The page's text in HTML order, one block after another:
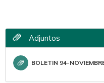
Adjuntos
BOLETIN 94-